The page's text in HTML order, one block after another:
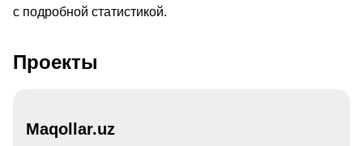
с подробной статистикой.
Проекты
Maqollar.uz